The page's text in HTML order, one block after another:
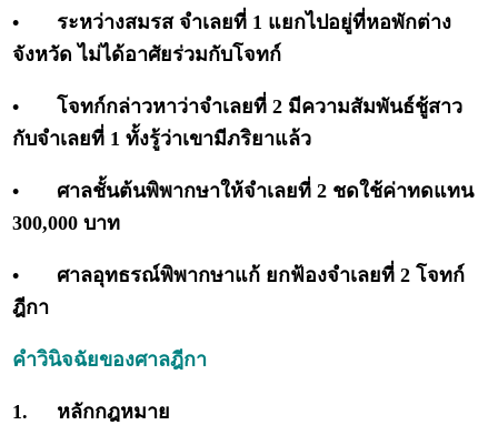
•
ระหว่างสมรส จำเลยที่ 1 แยกไปอยู่ที่หอพักต่าง
จังหวัด ไม่ได้อาศัยร่วมกับโจทก์
•
โจทก์กล่าวหาว่าจำเลยที่ 2 มีความสัมพันธ์ชู้สาว
กับจำเลยที่ 1 ทั้งรู้ว่าเขามีภริยาแล้ว
•
ศาลชั้นต้นพิพากษาให้จำเลยที่ 2 ชดใช้ค่าทดแทน
300,000 บาท
•
ศาลอุทธรณ์พิพากษาแก้ ยกฟ้องจำเลยที่ 2 โจทก์
ฎีกา
คำวินิจฉัยของศาลฎีกา
1. หลักกฎหมาย